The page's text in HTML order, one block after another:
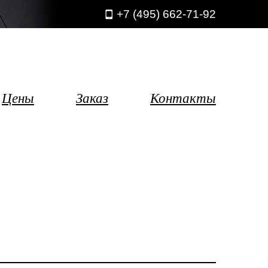
+7 (495) 662-71-92
Контакты
Заказ
Цены